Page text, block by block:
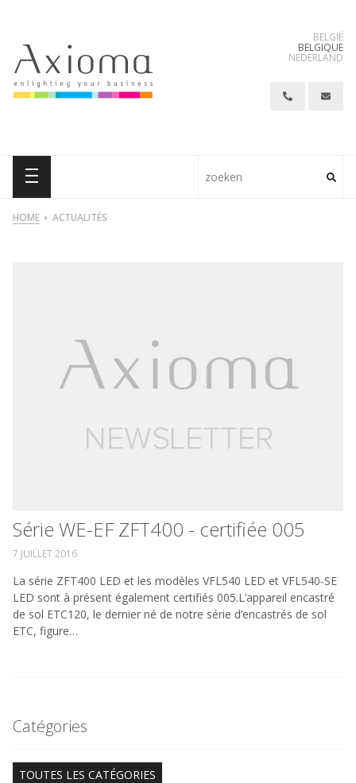
BELGIË
BELGIQUE
NEDERLAND
HOME ACTUALITÉS
Série WE-EF ZFT400 - certifiée 005
7 JUILLET 2016
La série ZFT400 LED et les modèles VFL540 LED et VFL540-SE
LED sont à présent également certifiés 005.L’appareil encastré
de sol ETC120, le dernier né de notre série d’encastrés de sol
ETC, figure…
Catégories
TOUTES LES CATÉGORIES